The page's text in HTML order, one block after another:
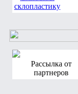
склопластику
Рассылка от
партнеров